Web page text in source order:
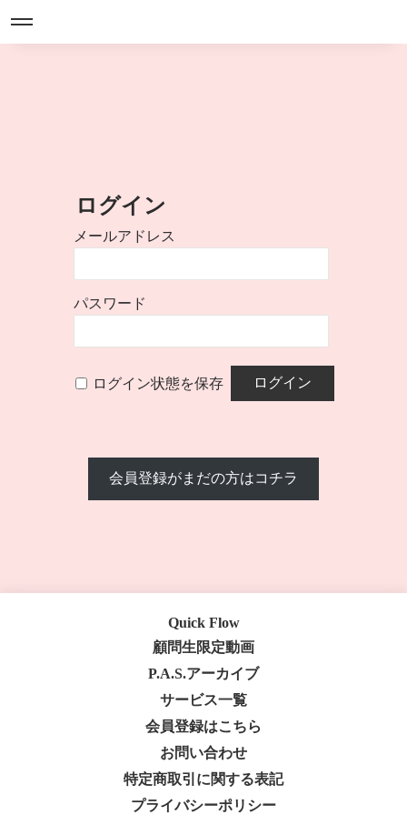
ログイン
メールアドレス
パスワード
ログイン状態を保存
会員登録がまだの方はコチラ
Quick Flow
顧問生限定動画
P.A.S.アーカイブ
サービス一覧
会員登録はこちら
お問い合わせ
特定商取引に関する表記
プライバシーポリシー